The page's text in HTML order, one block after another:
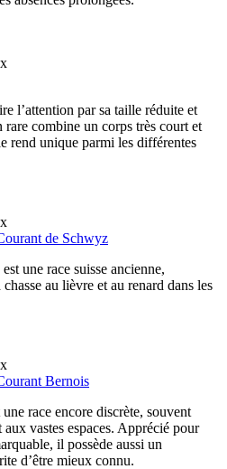
l’attention par sa taille réduite et
combine un corps très court et
rend unique parmi les différentes
de Schwyz
une race suisse ancienne,
au lièvre et au renard dans les
Bernois
race encore discrète, souvent
vastes espaces. Apprécié pour
il possède aussi un
d’être mieux connu.